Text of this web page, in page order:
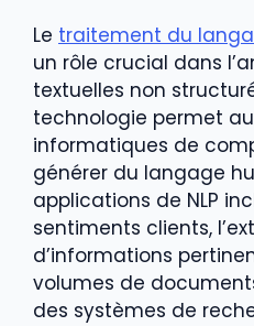
Le traitement du
un rôle crucial dans
textuelles non
technologie permet
informatiques de
générer du langage
applications de NLP
sentiments clients,
d’informations
volumes de
des systèmes de